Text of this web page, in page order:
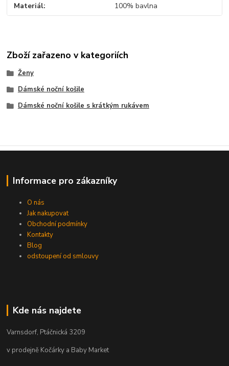
Materiál 100% bavlna
Zboží zařazeno v kategoriích
Ženy
Dámské noční košile
Dámské noční košile s krátkým rukávem
Informace pro zákazníky
O nás
Jak nakupovat
Obchodní podmínky
Kontakty
Blog
odstoupení od smlouvy
Kde nás najdete
Varnsdorf, Ptáčnická 3209
v prodejně Kočárky a Baby Market